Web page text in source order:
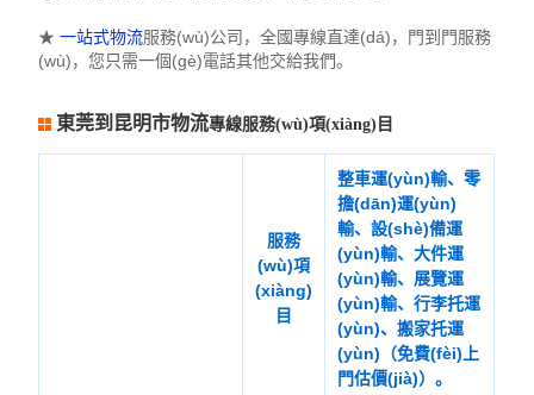
★一站式物流服務(wù)公司，全國專線直達(dá)，門到門服務
(wù)，您只需一個(gè)電話其他交給我們。
東莞到昆明市物流專線服務(wù)項(xiàng)目
服務
(wù)項
(xiàng)
目
整車運(yùn)輸、零
擔(dān)運(yùn)
輸、設(shè)備運
(yùn)輸、大件運
(yùn)輸、展覽運
(yùn)輸、行李托運
(yùn)、搬家托運
(yùn)（免費(fèi)上
門估價(jià)）。